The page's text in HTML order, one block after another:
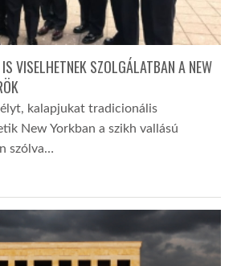
VISELHETNEK SZOLGÁLATBAN A NEW
kalapjukat tradicionális
New Yorkban a szikh vallású
szólva…